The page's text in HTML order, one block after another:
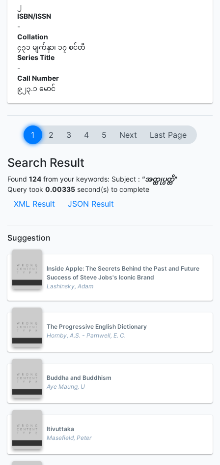
၂
ISBN/ISSN
-
Collation
၄၃၁ မျက်နှာ၊ ၁၇ စင်တီ
Series Title
-
Call Number
၉၂၃.၁ မောင်
1 2 3 4 5 Next Last Page
Search Result
Found 124 from your keywords: Subject : "အတ္ထုပ္ပတ္တိ"
Query took 0.00335 second(s) to complete
XML Result JSON Result
Suggestion
Inside Apple: The Secrets Behind the Past and Future
Success of Steve Jobs's Iconic Brand
Lashinsky, Adam
The Progressive English Dictionary
Hornby, A.S. - Parnwell, E. C.
Buddha and Buddhism
Aye Maung, U
Itivuttaka
Masefield, Peter